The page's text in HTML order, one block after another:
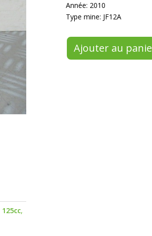
125cc,
Année: 2010
Type mine: JF12A
Ajouter au